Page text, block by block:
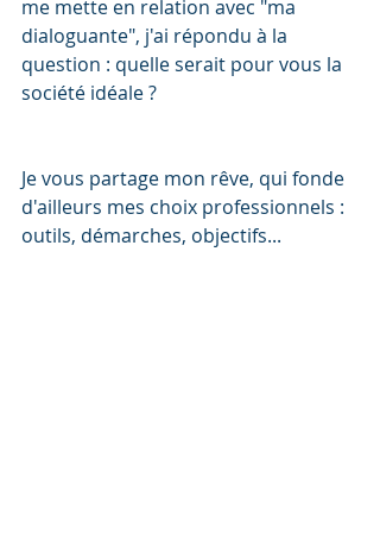
me mette en relation avec "ma
dialoguante", j'ai répondu à la
question : quelle serait pour vous la
société idéale ?
Je vous partage mon rêve, qui fonde
d'ailleurs mes choix professionnels :
outils, démarches, objectifs...